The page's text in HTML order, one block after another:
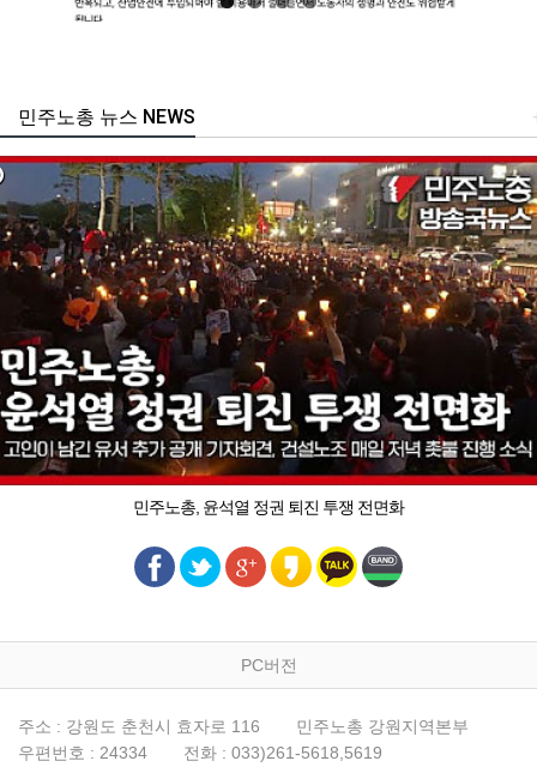
주노총 뉴스 NEWS
민주노총, 윤석열 정권 퇴진 투쟁 전면화
PC버전
주소 : 강원도 춘천시 효자로 116
민주노총 강원지역본부
우편번호 : 24334
전화 : 033)261-5618,5619